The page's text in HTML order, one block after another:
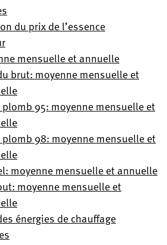
du prix de l’essence
mensuelle et annuelle
brut: moyenne mensuelle et
plomb 95: moyenne mensuelle et
plomb 98: moyenne mensuelle et
moyenne mensuelle et annuelle
moyenne mensuelle et
énergies de chauffage